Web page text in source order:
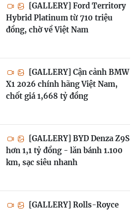
[GALLERY] Ford Territory
Hybrid Platinum từ 710 triệu
đồng, chờ về Việt Nam
[GALLERY] Cận cảnh BMW
X1 2026 chính hãng Việt Nam,
chốt giá 1,668 tỷ đồng
[GALLERY] BYD Denza Z9S
hơn 1,1 tỷ đồng - lăn bánh 1.100
km, sạc siêu nhanh
[GALLERY] Rolls-Royce